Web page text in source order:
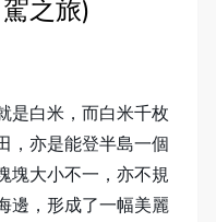
之旅)
是白米，而白米千枚
，亦是能登半島一個
塊大小不一，亦不規
邊，形成了一幅美麗